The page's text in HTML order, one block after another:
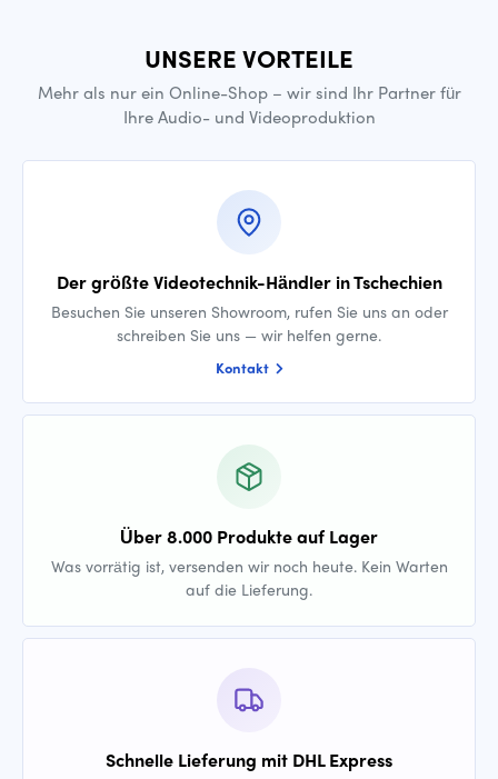
UNSERE VORTEILE
Mehr als nur ein Online-Shop – wir sind Ihr Partner für
Ihre Audio- und Videoproduktion
Der größte Videotechnik-Händler in Tschechien
Besuchen Sie unseren Showroom, rufen Sie uns an oder
schreiben Sie uns — wir helfen gerne.
Kontakt
Über 8.000 Produkte auf Lager
Was vorrätig ist, versenden wir noch heute. Kein Warten
auf die Lieferung.
Schnelle Lieferung mit DHL Express